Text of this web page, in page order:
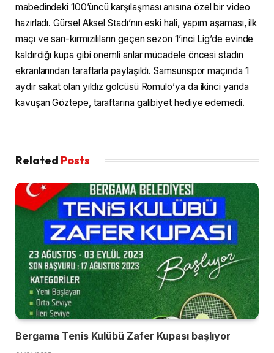
mabedindeki 100’üncü karşılaşması anısına özel bir video
hazırladı. Gürsel Aksel Stadı’nın eski hali, yapım aşaması, ilk
maçı ve sarı-kırmızılıların geçen sezon 1’inci Lig’de evinde
kaldırdığı kupa gibi önemli anlar mücadele öncesi stadın
ekranlarından taraftarla paylaşıldı. Samsunspor maçında 1
aydır sakat olan yıldız golcüsü Romulo’ya da ikinci yarıda
kavuşan Göztepe, taraftarına galibiyet hediye edemedi.
Related Posts
Bergama Tenis Kulübü Zafer Kupası başlıyor